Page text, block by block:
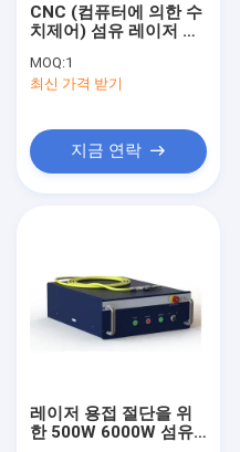
CNC (컴퓨터에 의한 수
치제어) 섬유 레이저 절
4KW IPG 섬유 레이저원
MOQ:1
최신 가격 받기
지금 연락
레이저 용접 절단을 위
한 500W 6000W 섬유